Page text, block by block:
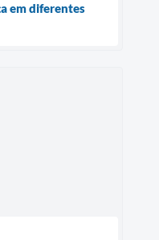
em diferentes